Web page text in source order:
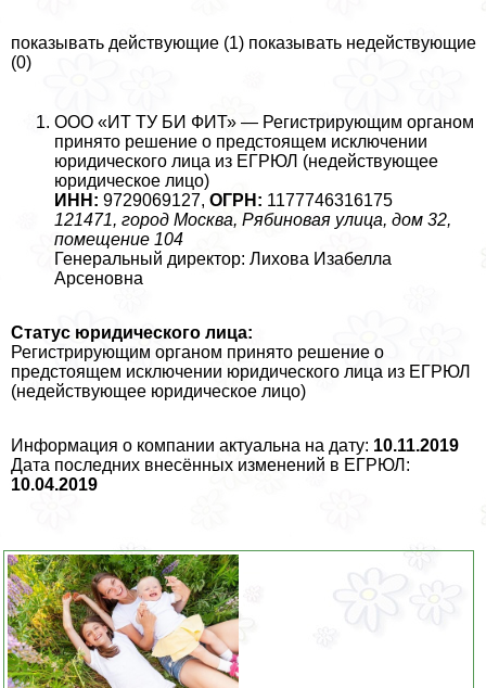
показывать действующие (1) показывать недействующие
(0)
ООО «ИТ ТУ БИ ФИТ» — Регистрирующим органом
принято решение о предстоящем исключении
юридического лица из ЕГРЮЛ (недействующее
юридическое лицо)
ИНН: 9729069127, ОГРН: 1177746316175
121471, город Москва, Рябиновая улица, дом 32,
помещение 104
Генеральный директор: Лихова Изабелла
Арсеновна
Статус юридического лица:
Регистрирующим органом принято решение о
предстоящем исключении юридического лица из ЕГРЮЛ
(недействующее юридическое лицо)
Информация о компании актуальна на дату: 10.11.2019
Дата последних внесённых изменений в ЕГРЮЛ:
10.04.2019